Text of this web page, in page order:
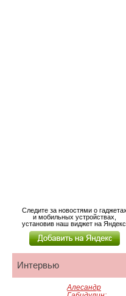
Следите за новостями о гаджетах
и мобильных устройствах,
установив наш виджет на Яндекс.
Интервью
Алесандр